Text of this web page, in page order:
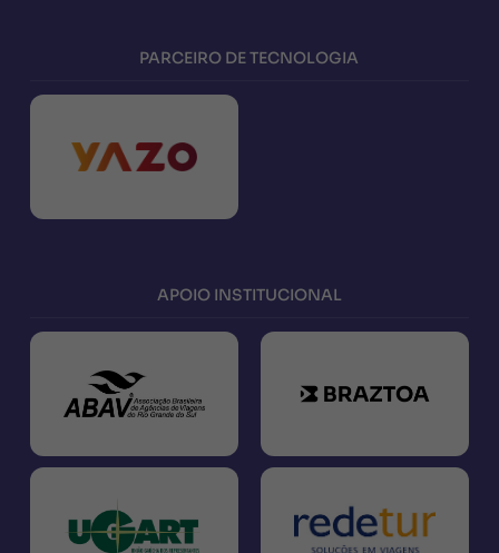
PARCEIRO DE TECNOLOGIA
APOIO INSTITUCIONAL